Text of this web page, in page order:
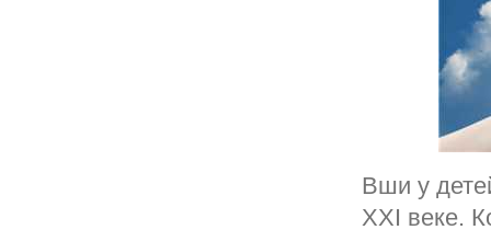
Вши у
XXI веке.